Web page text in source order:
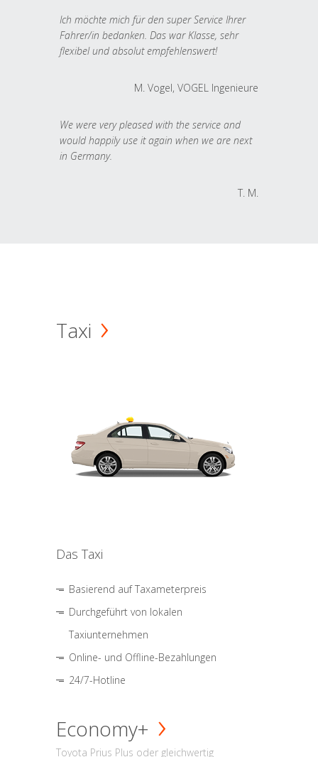
Ich möchte mich für den super Service Ihrer
Fahrer/in bedanken. Das war Klasse, sehr
flexibel und absolut empfehlenswert!
M. Vogel, VOGEL Ingenieure
We were very pleased with the service and
would happily use it again when we are next
in Germany.
T. M.
Taxi
Das Taxi
Basierend auf Taxameterpreis
Durchgeführt von lokalen
Taxiunternehmen
Online- und Offline-Bezahlungen
24/7-Hotline
Economy+
Toyota Prius Plus oder gleichwertig